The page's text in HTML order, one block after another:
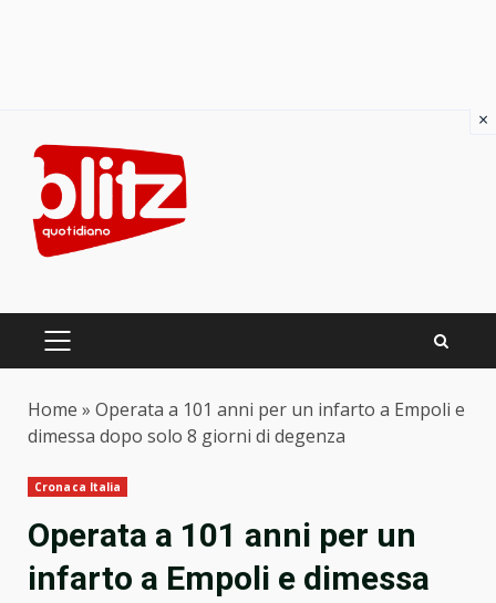
content
PRIMARY
Home » Operata a 101 anni per un infarto a Empoli e
dimessa dopo solo 8 giorni di degenza
Cronaca Italia
Operata a 101 anni per un
infarto a Empoli e dimessa
×